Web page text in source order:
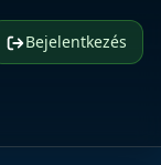
Bejelentkezés